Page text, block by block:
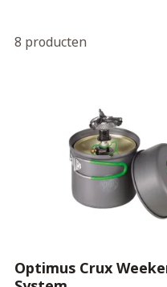
8 producten
Optimus Crux